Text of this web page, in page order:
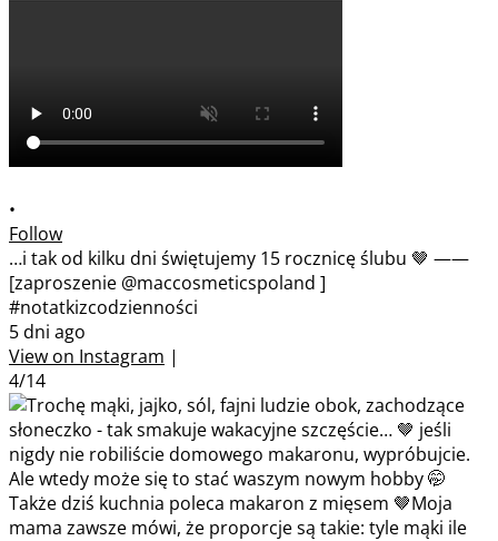
•
Follow
…i tak od kilku dni świętujemy 15 rocznicę ślubu 🤎 ——
[zaproszenie @maccosmeticspoland ]
#notatkizcodzienności
5 dni ago
View on Instagram |
4/14